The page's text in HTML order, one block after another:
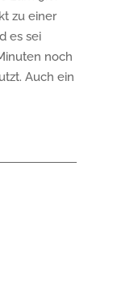
zu einer
es sei
noch
Auch ein